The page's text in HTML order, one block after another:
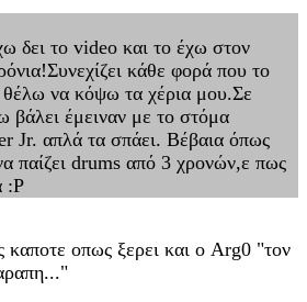
δει το video και το έχω στον
κάθε φορά που το
να κόψω τα χέρια μου.Σε
βάλει έμειναν με το στόμα
Jr. απλά τα σπάει. Βέβαια όπως
παίζει drums από 3 χρονών,ε πως
:P
οπως ξερει και ο Arg0 "τον